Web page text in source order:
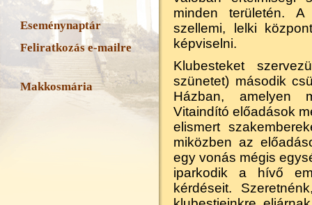
Eseménynaptár
Feliratkozás e-mailre
Makkosmária
minden területén.
szellemi, lelki
képviselni.
Klubesteket
szünetet) második
Házban, amelyen
Vitaindító előadások
elismert
miközben az
egy vonás mégis
iparkodik a hívő
kérdéseit.